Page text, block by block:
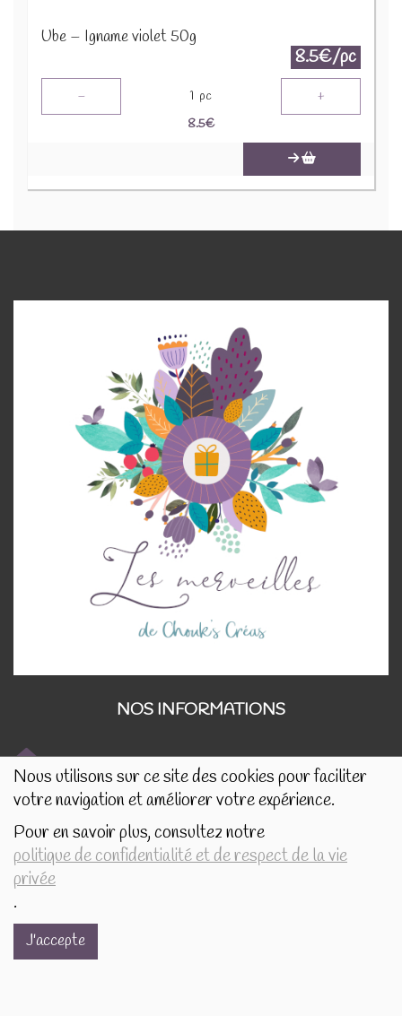
Nous utilisons sur ce site des cookies pour faciliter
votre navigation et améliorer votre expérience.
Pour en savoir plus, consultez notre
politique de confidentialité et de respect de la vie
privée
.
J'accepte
Ube – Igname violet 50g
8.5€/pc
- 1 pc +
8.5€
NOS INFORMATIONS
Rue de Tournai 32B
7520 Templeuve
lescreasdechouks@gmail.com
BE0849.325.169